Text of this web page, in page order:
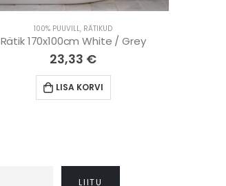
100% PUUVILL, RÄTIKUD
Rätik 170x100cm White / Grey
23,33 €
LISA KORVI